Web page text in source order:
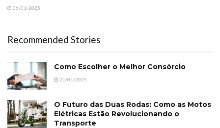
06/01/2025
Recommended Stories
Como Escolher o Melhor Consórcio
21/01/2025
O Futuro das Duas Rodas: Como as Motos
Elétricas Estão Revolucionando o
Transporte